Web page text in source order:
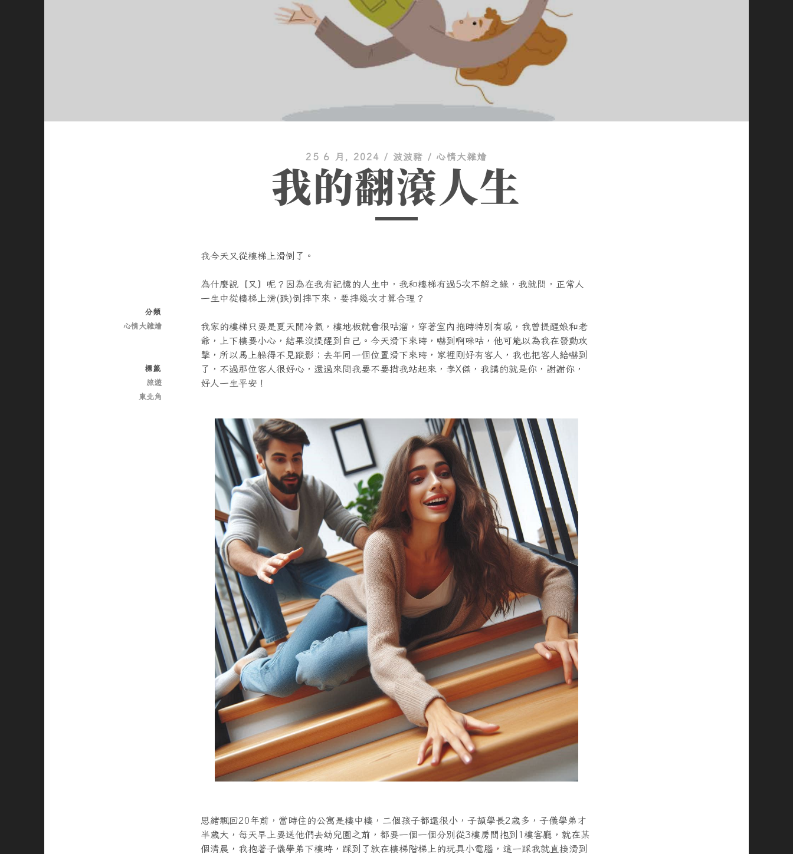
25 6 月, 2024 / 波波豬 / 心情大雜燴
我的翻滾人生
我今天又從樓梯上滑倒了。
為什麼說〘又〙呢？因為在我有記憶的人生中，我和樓梯有過5次不解之緣，我就問，正常人
一生中從樓梯上滑(跌)倒摔下來，要摔幾次才算合理？
我家的樓梯只要是夏天開冷氣，樓地板就會很咕溜，穿著室內拖時特別有感，我曾提醒娘和老
爺，上下樓要小心，結果沒提醒到自己。今天滑下來時，嚇到啊咪咕，他可能以為我在發動攻
擊，所以馬上躲得不見蹤影；去年同一個位置滑下來時，家裡剛好有客人，我也把客人給嚇到
了，不過那位客人很好心，還過來問我要不要揹我站起來，李X傑，我講的就是你，謝謝你，
好人一生平安！
思緒飄回20年前，當時住的公寓是樓中樓，二個孩子都還很小，子頡學長2歲多，子儀學弟才
半歲大，每天早上要送他們去幼兒園之前，都要一個一個分別從3樓房間抱到1樓客廳，就在某
個清晨，我抱著子儀學弟下樓時，踩到了放在樓梯階梯上的玩具小電腦，這一踩我就直接滑到
分類
心情大雜燴
標籤
旅遊
東北角